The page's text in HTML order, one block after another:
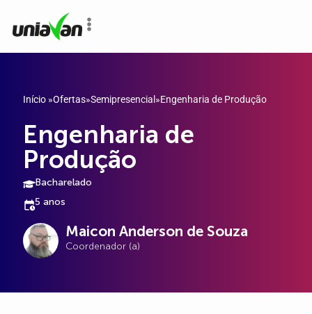
Início »Ofertas»Semipresencial »Engenharia de Produção
Engenharia de
Produção
Bacharelado
5 anos
Maicon Anderson de Souza
Coordenador (a)